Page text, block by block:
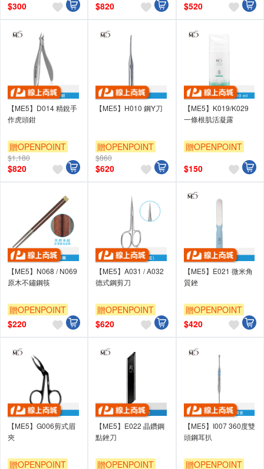
$300 $820 $520
【ME5】D014 精銳手
作虎頭鉗
贈OPENPOINT
$1,180
$820
【ME5】H010 鋼Y刀
贈OPENPOINT
$860
$620
【ME5】K019/K029
一條根肌活凝露
贈OPENPOINT
$150
【ME5】N068 / N069
原木不鏽鋼筷
贈OPENPOINT
$220
【ME5】A031 / A032
德式鋼剪刀
贈OPENPOINT
$620
【ME5】E021 微米角
質銼
贈OPENPOINT
$420
【ME5】G006剪式眉
夾
贈OPENPOINT
【ME5】E022 晶鑽鋼
點銼刀
贈OPENPOINT
【ME5】I007 360度雙
頭鋼耳扒
贈OPENPOINT